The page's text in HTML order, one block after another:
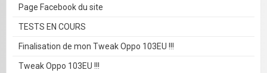
Page Facebook du site
TESTS EN COURS
Finalisation de mon Tweak Oppo 103EU !!!
Tweak Oppo 103EU !!!